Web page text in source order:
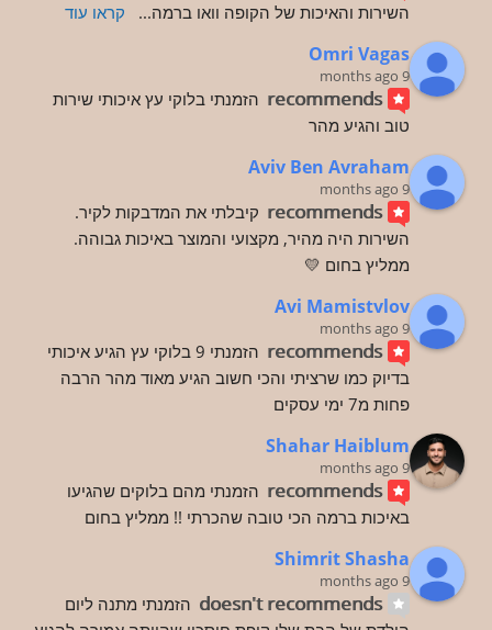
השירות והאיכות של הקופה וואו ברמה... קראו עוד
Omri Vagas
9 months ago
recommends
טוב והגיע מהר
Aviv Ben Avraham
9 months ago
recommends קיבלתי את המדבקות לקיר.
השירות היה מהיר, מקצועי והמוצר באיכות גבוהה.
ממליץ בחום 💛
Avi Mamistvlov
9 months ago
recommends
פחות מ7 ימי עסקים
Shahar Haiblum
9 months ago
recommends
באיכות ברמה הכי טובה שהכרתי !! ממליץ בחום
Shimrit Shasha
9 months ago
doesn't recommends